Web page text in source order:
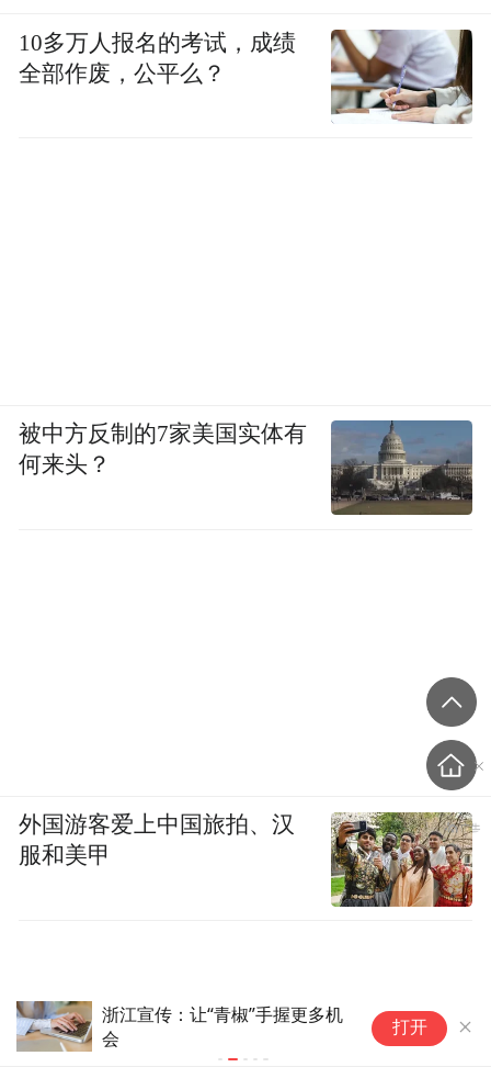
日本发布排名：中国第1，日本
第13
打开
10多万人报名的考试，成绩
全部作废，公平么？
被中方反制的7家美国实体有
何来头？
外国游客爱上中国旅拍、汉
服和美甲